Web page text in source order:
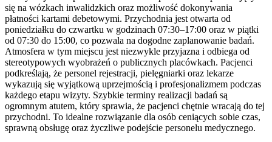
się na wózkach inwalidzkich oraz możliwość dokonywania
płatności kartami debetowymi. Przychodnia jest otwarta od
poniedziałku do czwartku w godzinach 07:30–17:00 oraz w piątki
od 07:30 do 15:00, co pozwala na dogodne zaplanowanie badań.
Atmosfera w tym miejscu jest niezwykle przyjazna i odbiega od
stereotypowych wyobrażeń o publicznych placówkach. Pacjenci
podkreślają, że personel rejestracji, pielęgniarki oraz lekarze
wykazują się wyjątkową uprzejmością i profesjonalizmem podczas
każdego etapu wizyty. Szybkie terminy realizacji badań są
ogromnym atutem, który sprawia, że pacjenci chętnie wracają do tej
przychodni. To idealne rozwiązanie dla osób ceniących sobie czas,
sprawną obsługę oraz życzliwe podejście personelu medycznego.